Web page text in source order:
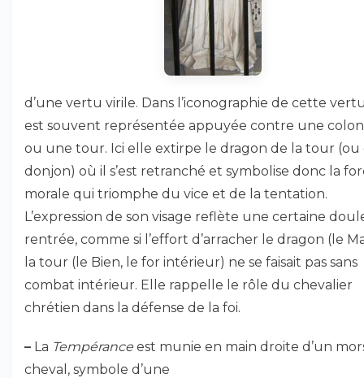
d’une vertu virile. Dans l’iconographie de cette
est souvent représentée appuyée contre une
ou une tour. Ici elle extirpe le dragon de la tour (ou
donjon) où il s’est retranché et symbolise donc la
morale qui triomphe du vice et de la tentation.
L’expression de son visage reflète une certaine
rentrée, comme si l’effort d’arracher le dragon (le
la tour (le Bien, le for intérieur) ne se faisait pas sans
combat intérieur. Elle rappelle le rôle du chevalier
chrétien dans la défense de la foi.
– La Tempérance est munie en main droite d’un
cheval, symbole d’une